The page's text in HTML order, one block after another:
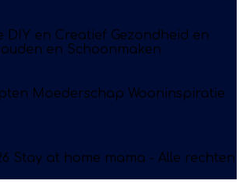
DIY en Creatief Gezondheid en
en Schoonmaken
Moederschap Wooninspiratie
Stay at home mama - Alle rechten